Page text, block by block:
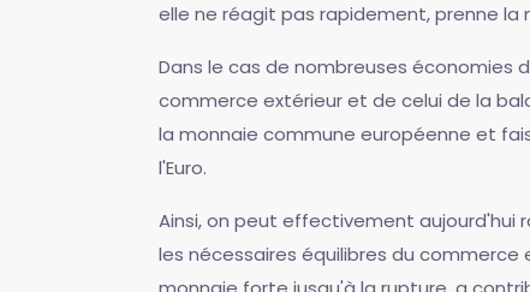
elle ne réagit pas rapidement, prenne la
Dans le cas de nombreuses économies
commerce extérieur et de celui de la
la monnaie commune européenne et
l'Euro.
Ainsi, on peut effectivement aujourd'hui
les nécessaires équilibres du